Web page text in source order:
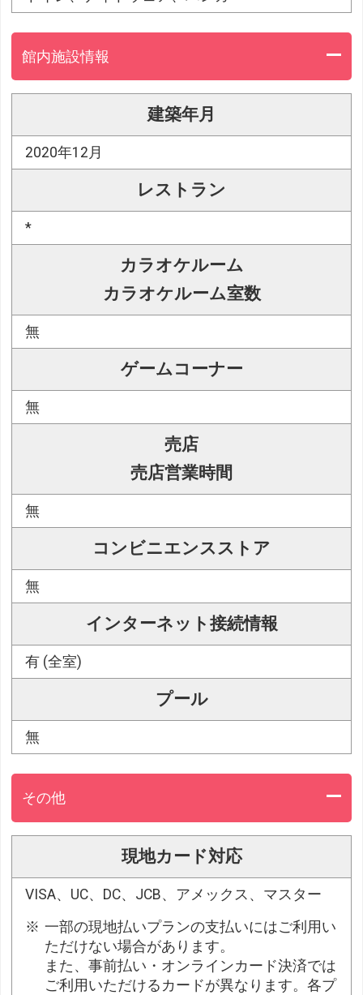
館内施設情報
建築年月
2020年12月
レストラン
*
カラオケルーム
カラオケルーム室数
無
ゲームコーナー
無
売店
売店営業時間
無
コンビニエンスストア
無
インターネット接続情報
有 (全室)
プール
無
その他
現地カード対応
VISA、UC、DC、JCB、アメックス、マスター
一部の現地払いプランの支払いにはご利用い
ただけない場合があります。
また、事前払い・オンラインカード決済では
ご利用いただけるカードが異なります。各プ